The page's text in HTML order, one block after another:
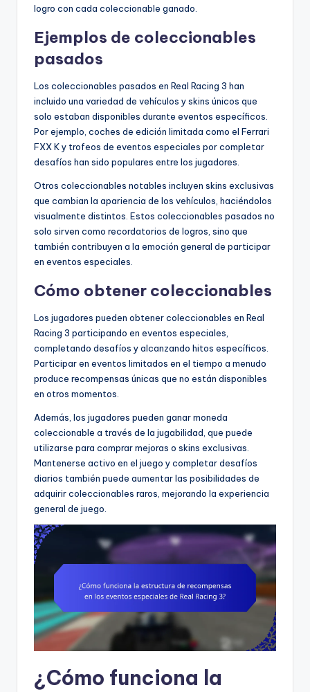
logro con cada coleccionable ganado.
Ejemplos de coleccionables
pasados
Los coleccionables pasados en Real Racing 3 han
incluido una variedad de vehículos y skins únicos que
solo estaban disponibles durante eventos específicos.
Por ejemplo, coches de edición limitada como el Ferrari
FXX K y trofeos de eventos especiales por completar
desafíos han sido populares entre los jugadores.
Otros coleccionables notables incluyen skins exclusivas
que cambian la apariencia de los vehículos, haciéndolos
visualmente distintos. Estos coleccionables pasados no
solo sirven como recordatorios de logros, sino que
también contribuyen a la emoción general de participar
en eventos especiales.
Cómo obtener coleccionables
Los jugadores pueden obtener coleccionables en Real
Racing 3 participando en eventos especiales,
completando desafíos y alcanzando hitos específicos.
Participar en eventos limitados en el tiempo a menudo
produce recompensas únicas que no están disponibles
en otros momentos.
Además, los jugadores pueden ganar moneda
coleccionable a través de la jugabilidad, que puede
utilizarse para comprar mejoras o skins exclusivas.
Mantenerse activo en el juego y completar desafíos
diarios también puede aumentar las posibilidades de
adquirir coleccionables raros, mejorando la experiencia
general de juego.
¿Cómo funciona la